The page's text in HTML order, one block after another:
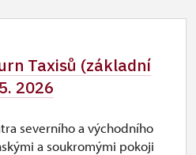
Taxisů (základní
2026
severního a východního
a soukromými pokoji